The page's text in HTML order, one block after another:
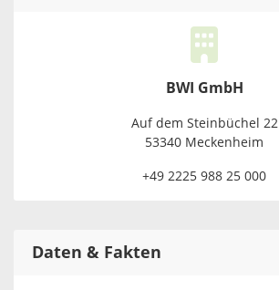
BWI GmbH
Auf dem Steinbüchel 22
53340 Meckenheim
+49 2225 988 25 000
Daten & Fakten